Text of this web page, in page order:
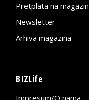
Pretplata na magazin
Newsletter
Arhiva magazina
BIZLife